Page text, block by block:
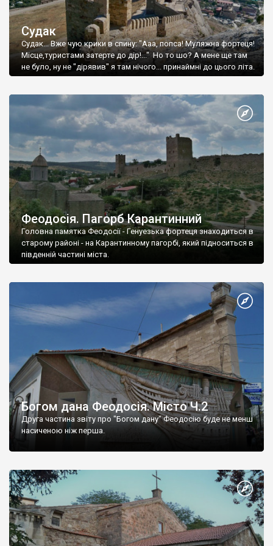
Судак
Судак... Вже чую крики в спину: "Ааа, попса! Муляжна фортеця!
Місце,туристами затерте до дір!..." Но то шо? А мене ще там
не було, ну не "дірявив" я там нічого... принаймні до цього літа.
Феодосія. Пагорб Карантинний
Головна памятка Феодосії - Генуезька фортеця знаходиться в
старому районі - на Карантинному пагорбі, який підноситься в
південній частині міста.
Богом дана Феодосія. Місто Ч.2
Друга частина звіту про "Богом дану" Феодосію буде не менш
насиченою ніж перша.